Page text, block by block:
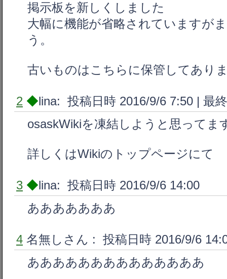
掲示板を新しくしました
大幅に機能が省略されていますが
う。
古いものはこちらに保管してあり
2 ◆lina: 投稿日時 2016/9/6 7:50 | 最
osaskWikiを凍結しようと思ってま
詳しくはWikiのトップページにて
3 ◆lina: 投稿日時 2016/9/6 14:00
あああああああ
4 名無しさん : 投稿日時 2016/9/6
ああああああああああああああ